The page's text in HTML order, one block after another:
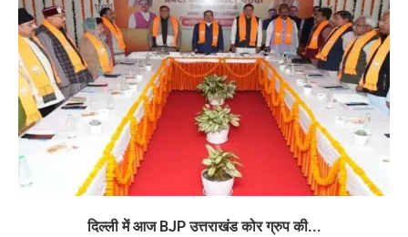
दिल्ली में आज BJP उत्तराखंड कोर ग्रुप की...